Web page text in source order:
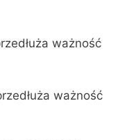
ważność
ważność